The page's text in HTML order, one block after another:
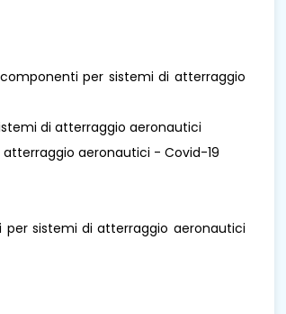
per sistemi di atterraggio
di atterraggio aeronautici
atterraggio aeronautici - Covid-19
sistemi di atterraggio aeronautici